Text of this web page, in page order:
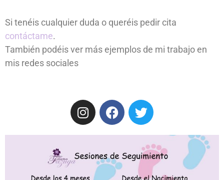
Si tenéis cualquier duda o queréis pedir cita
contáctame.
También podéis ver más ejemplos de mi trabajo en
mis redes sociales